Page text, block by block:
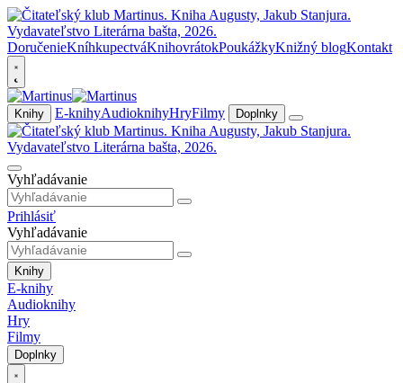
DoručenieKníhkupectváKnihovrátokPoukážkyKnižný blogKontakt
Knihy E-knihyAudioknihyHryFilmy Doplnky
Vyhľadávanie
Prihlásiť
Vyhľadávanie
Knihy
E-knihy
Audioknihy
Hry
Filmy
Doplnky